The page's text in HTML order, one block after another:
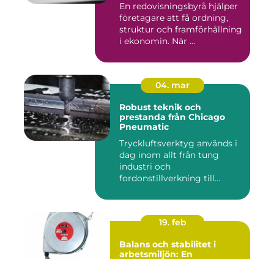
En redovisningsbyrå hjälper
företagare att få ordning,
struktur och framförhållning
i ekonomin. När ...
04. mar
Robust teknik och
prestanda från Chicago
Pneumatic
Tryckluftsverktyg används i
dag inom allt från tung
industri och
fordonstillverkning till...
19. feb
Balans och stabilitet i
arbetsmiljön: En